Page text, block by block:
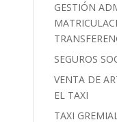
GESTIÓN
SEGUROS
VENTA DE
EL TAXI
TAXI